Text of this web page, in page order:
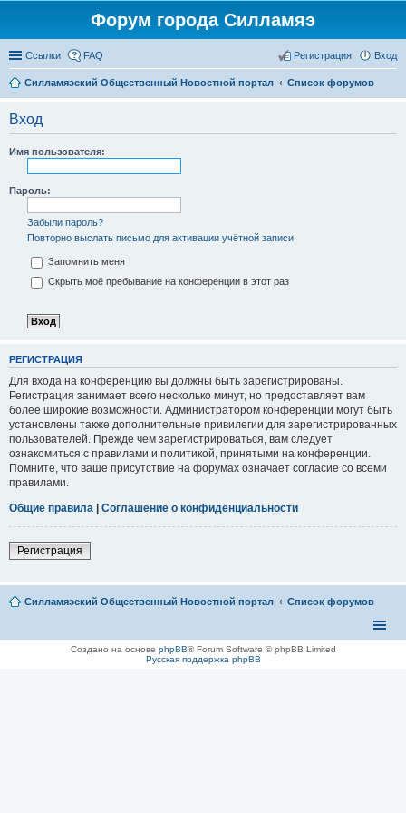
Форум города Силламяэ
Ссылки FAQ Вход
Регистрация
Силламяэский Общественный Новостной портал Список форумов
Вход
Имя пользователя:
Пароль:
Забыли пароль?
Повторно выслать письмо для активации учётной записи
Запомнить меня
Скрыть моё пребывание на конференции в этот раз
РЕГИСТРАЦИЯ
Для входа на конференцию вы должны быть зарегистрированы.
Регистрация занимает всего несколько минут, но предоставляет вам
более широкие возможности. Администратором конференции могут быть
установлены также дополнительные привилегии для зарегистрированных
пользователей. Прежде чем зарегистрироваться, вам следует
ознакомиться с правилами и политикой, принятыми на конференции.
Помните, что ваше присутствие на форумах означает согласие со всеми
правилами.
Общие правила | Соглашение о конфиденциальности
Регистрация
Силламяэский Общественный Новостной портал Список форумов
Создано на основе phpBB® Forum Software © phpBB Limited
Русская поддержка phpBB